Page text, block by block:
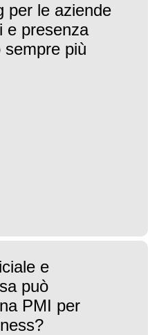
per le aziende
e presenza
sempre più
e
può
PMI per